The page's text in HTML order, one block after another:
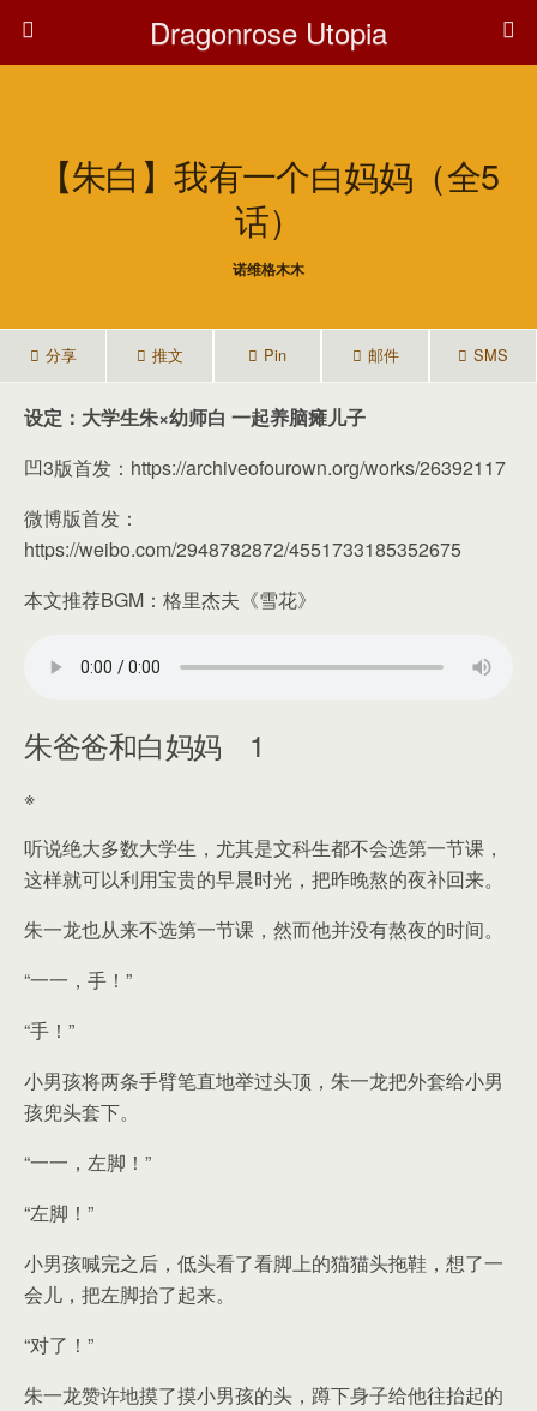
Dragonrose Utopia
【朱白】我有一个白妈妈（全5
话）
诺维格木木
分享 推文 Pin 邮件 SMS
设定：大学生朱×幼师白 一起养脑瘫儿子
凹3版首发：https://archiveofourown.org/works/26392117
微博版首发：
https://weibo.com/2948782872/4551733185352675
本文推荐BGM：格里杰夫《雪花》
朱爸爸和白妈妈 1
※
听说绝大多数大学生，尤其是文科生都不会选第一节课，
这样就可以利用宝贵的早晨时光，把昨晚熬的夜补回来。
朱一龙也从来不选第一节课，然而他并没有熬夜的时间。
“一一，手！”
“手！”
小男孩将两条手臂笔直地举过头顶，朱一龙把外套给小男
孩兜头套下。
“一一，左脚！”
“左脚！”
小男孩喊完之后，低头看了看脚上的猫猫头拖鞋，想了一
会儿，把左脚抬了起来。
“对了！”
朱一龙赞许地摸了摸小男孩的头，蹲下身子给他往抬起的